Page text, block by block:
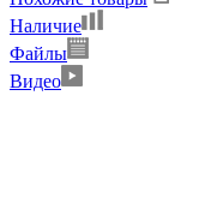
Наличие
Файлы
Видео